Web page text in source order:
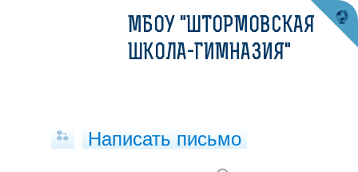
МБОУ "ШТОРМОВСКАЯ
ШКОЛА-ГИМНАЗИЯ"
Написать письмо